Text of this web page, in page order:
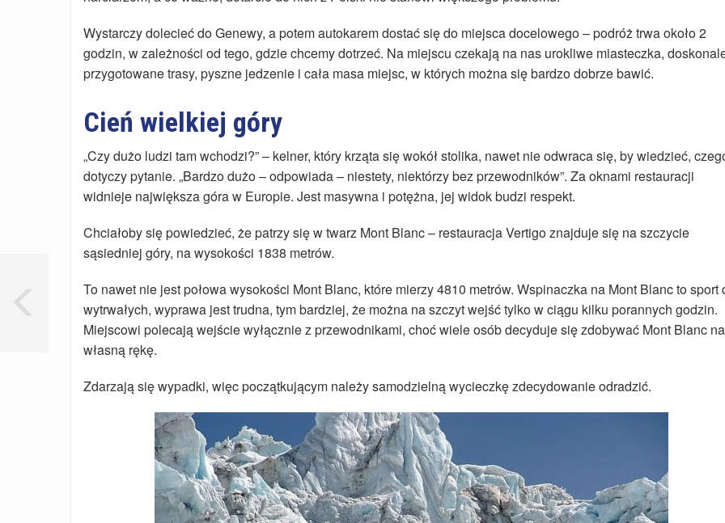
Wystarczy dolecieć do Genewy, a potem autokarem dostać się do miejsca docelowego – podróż trwa około 2
godzin, w zależności od tego, gdzie chcemy dotrzeć. Na miejscu czekają na nas urokliwe miasteczka,
przygotowane trasy, pyszne jedzenie i cała masa miejsc, w których można się bardzo dobrze bawić.
Cień wielkiej góry
„Czy dużo ludzi tam wchodzi?” – kelner, który krząta się wokół stolika, nawet nie odwraca się, by wiedzieć,
dotyczy pytanie. „Bardzo dużo – odpowiada – niestety, niektórzy bez przewodników”. Za oknami restauracji
widnieje największa góra w Europie. Jest masywna i potężna, jej widok budzi respekt.
Chciałoby się powiedzieć, że patrzy się w twarz Mont Blanc – restauracja Vertigo znajduje się na szczycie
sąsiedniej góry, na wysokości 1838 metrów.
To nawet nie jest połowa wysokości Mont Blanc, które mierzy 4810 metrów. Wspinaczka na Mont Blanc to sport
wytrwałych, wyprawa jest trudna, tym bardziej, że można na szczyt wejść tylko w ciągu kilku porannych godzin.
Miejscowi polecają wejście wyłącznie z przewodnikami, choć wiele osób decyduje się zdobywać Mont Blanc na
własną rękę.
Zdarzają się wypadki, więc początkującym należy samodzielną wycieczkę zdecydowanie odradzić.